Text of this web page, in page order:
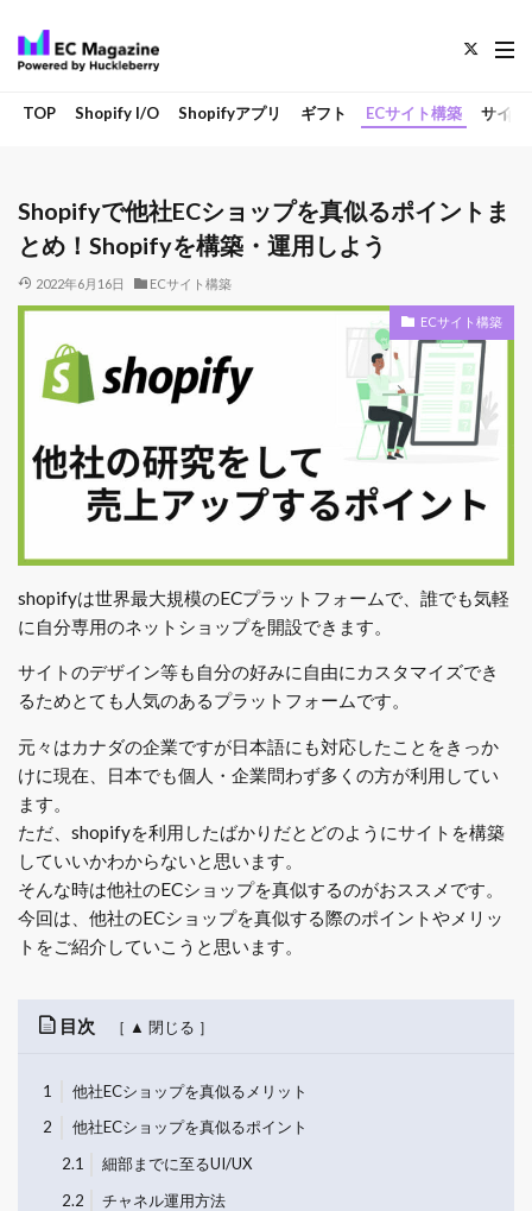
TOP Shopify I/O Shopifyアプリ ギフト ECサイト構築 サイト
Shopifyで他社ECショップを真似るポイントま
とめ！Shopifyを構築・運用しよう
2022年6月16日 ECサイト構築
ECサイト構築
shopifyは世界最大規模のECプラットフォームで、誰でも気軽
に自分専用のネットショップを開設できます。
サイトのデザイン等も自分の好みに自由にカスタマイズでき
るためとても人気のあるプラットフォームです。
元々はカナダの企業ですが日本語にも対応したことをきっか
けに現在、日本でも個人・企業問わず多くの方が利用してい
ます。
ただ、shopifyを利用したばかりだとどのようにサイトを構築
していいかわからないと思います。
そんな時は他社のECショップを真似するのがおススメです。
今回は、他社のECショップを真似する際のポイントやメリッ
トをご紹介していこうと思います。
目次
1
他社ECショップを真似るメリット
2
他社ECショップを真似るポイント
2.1
細部までに至るUI/UX
2.2
チャネル運用方法